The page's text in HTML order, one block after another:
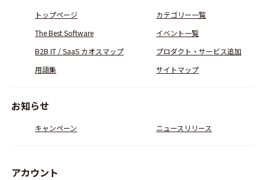
トップページ
カテゴリー一覧
The Best Software
イベント一覧
B2B IT / SaaS カオスマップ
プロダクト・サービス追加
用語集
サイトマップ
お知らせ
キャンペーン ニュースリリース
アカウント